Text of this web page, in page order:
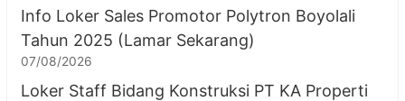
Info Loker Sales Promotor Polytron Boyolali
Tahun 2025 (Lamar Sekarang)
07/08/2026
Loker Staff Bidang Konstruksi PT KA Properti